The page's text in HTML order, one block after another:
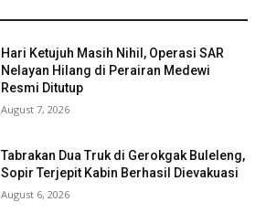
Hari Ketujuh Masih Nihil, Operasi SAR
Nelayan Hilang di Perairan Medewi
Resmi Ditutup
August 7, 2026
Tabrakan Dua Truk di Gerokgak Buleleng,
Sopir Terjepit Kabin Berhasil Dievakuasi
August 6, 2026